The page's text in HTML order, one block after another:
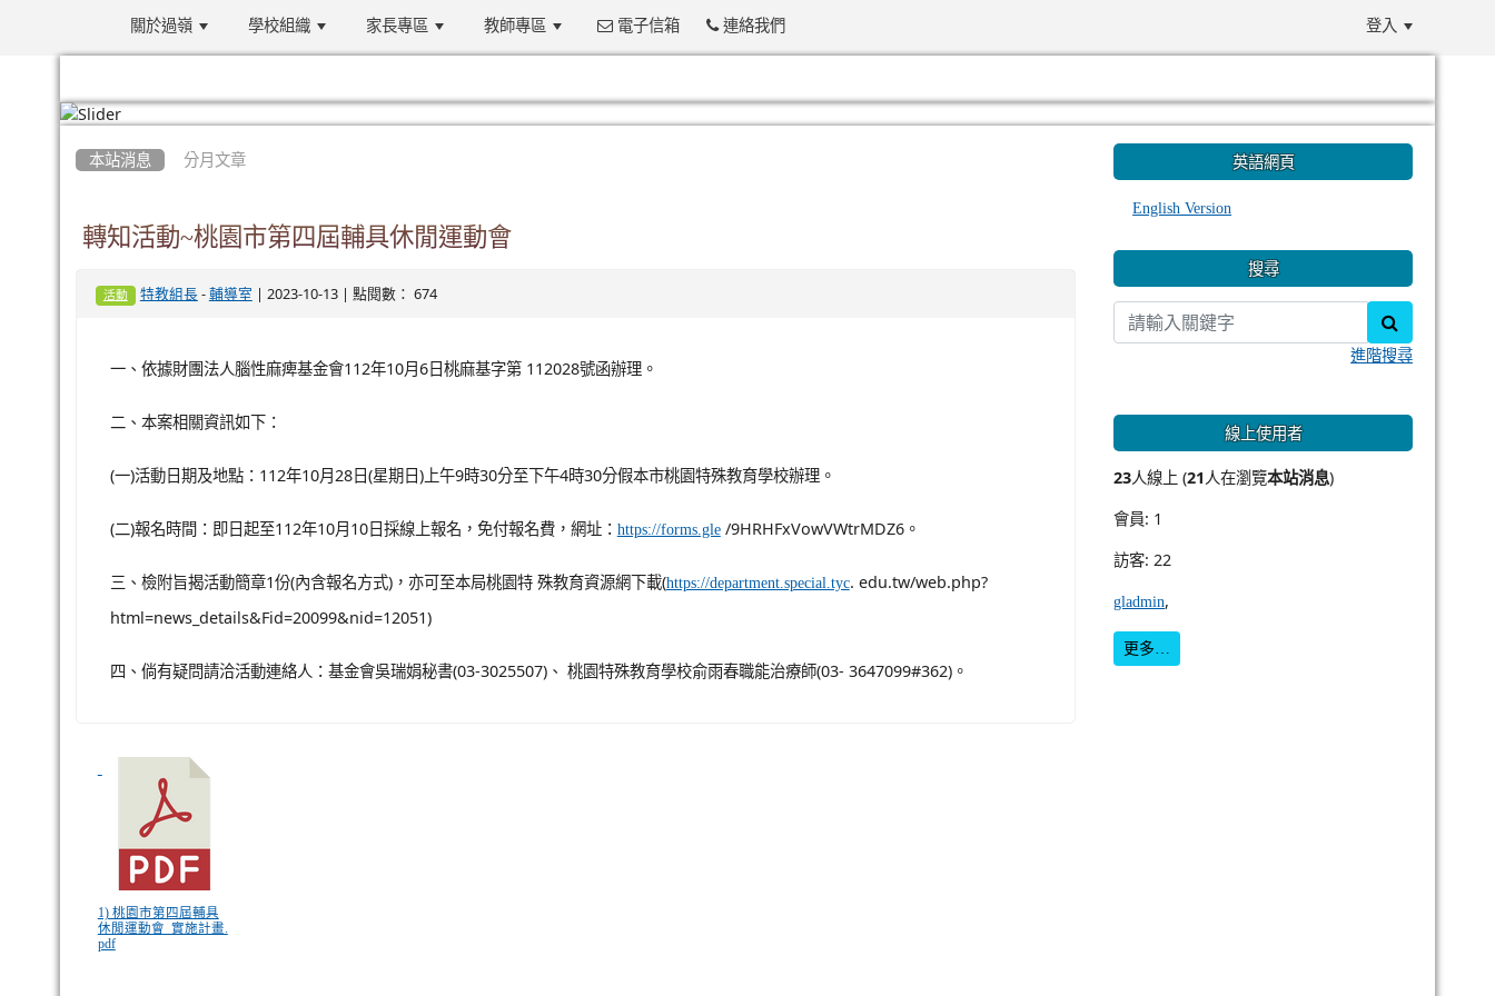
關於過嶺 學校組織 家長專區 教師專區 電子信箱 連絡我們 登入
本站消息 分月文章
轉知活動~桃園市第四屆輔具休閒運動會
活動 特教組長- 輔導室 | 2023-10-13 | 點閱數： 674
一、依據財團法人腦性麻痺基金會112年10月6日桃麻基字第 112028號函辦理。
二、本案相關資訊如下：
(一)活動日期及地點：112年10月28日(星期日)上午9時30分至下午4時30分假本市桃園特殊教育學校辦理。
(二)報名時間：即日起至112年10月10日採線上報名，免付報名費，網址： https://forms.gle/9HRHFxVowVWtrMDZ6。
三、檢附旨揭活動簡章1份(內含報名方式)，亦可至本局桃園特 殊教育資源網下載(https://department.special.tyc. edu.tw/web.php?
html=news_details&Fid=20099&nid=12051)
四、倘有疑問請洽活動連絡人：基金會吳瑞娟秘書(03-3025507)、 桃園特殊教育學校俞雨春職能治療師(03- 3647099#362)。
1) 桃園市第四屆輔具
休閒運動會_實施計畫.
pdf
英語網頁
English Version
搜尋
進階搜尋
線上使用者
23人線上 (21人在瀏覽本站消息)
會員: 1
訪客: 22
gladmin,
更多…